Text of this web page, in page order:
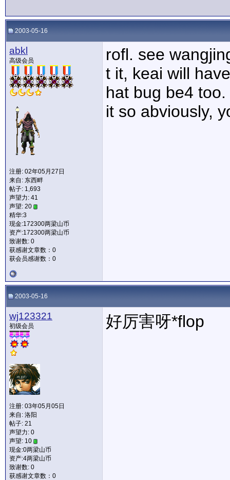
2003-05-16
abkl
高级会员
注册: 02年05月27日
来自: 东西畔
帖子: 1,693
声望力: 41
声望: 20
精华:3
现金:172300两梁山币
资产:172300两梁山币
致谢数: 0
获感谢文章数：0
获会员感谢数：0
rofl. see
t it, keai will
hat bug be4
it so abviously,
2003-05-16
wj123321
初级会员
注册: 03年05月05日
来自: 洛阳
帖子: 21
声望力: 0
声望: 10
现金:0两梁山币
资产:4两梁山币
致谢数: 0
获感谢文章数：0
好厉害呀*flop